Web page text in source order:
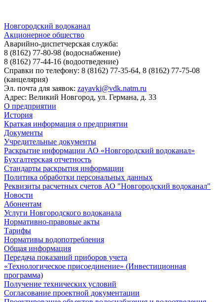
Новгородский водоканал
Акционерное общество
Аварийно-диспетчерская служба:
8 (8162) 77-80-98 (водоснабжение)
8 (8162) 77-44-16 (водоотведение)
Справки по телефону: 8 (8162) 77-35-64, 8 (8162) 77-75-08
(канцелярия)
Эл. почта для заявок: zayavki@vdk.natm.ru
Адрес: Великий Новгород, ул. Германа, д. 33
О предприятии
История
Краткая информация о предприятии
Документы
Учредительные документы
Раскрытие информации АО «Новгородский водоканал»
Бухгалтерская отчетность
Стандарты раскрытия информации
Политика обработки персональных данных
Реквизиты расчетных счетов АО "Новгородский водоканал"
Новости
Абонентам
Услуги Новгородского водоканала
Нормативно-правовые акты
Тарифы
Нормативы водопотребления
Общая информация
Передача показаний приборов учета
«Технологическое присоединение» (Инвестиционная
программа)
Получение технических условий
Согласование проектной документации